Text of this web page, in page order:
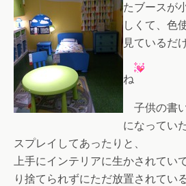
たブースが
しくて、色
見ているだ
ね
子供の書
になってい
スプレイしてあったりと、
上手にインテリアに生かされてい
り捨てられずにただ放置されてい